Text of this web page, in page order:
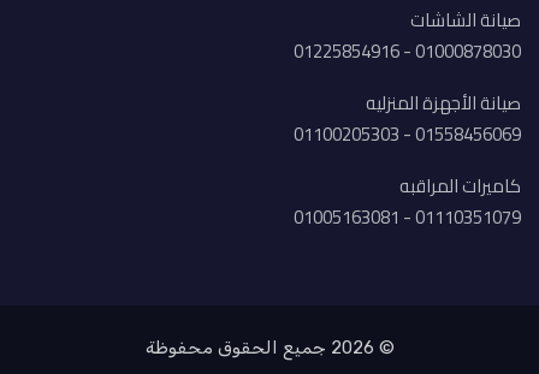
صيانة الشاشات
01000878030 - 01225854916
صيانة الأجهزة المنزليه
01558456069 - 01100205303
كاميرات المراقبه
01110351079 - 01005163081
© 2026 جميع الحقوق محفوظة